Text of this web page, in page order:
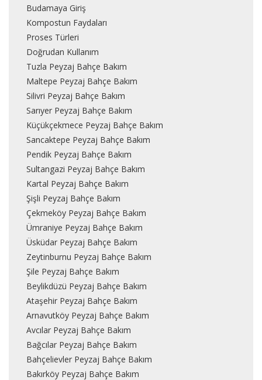
Budamaya Giriş
Kompostun Faydaları
Proses Türleri
Doğrudan Kullanım
Tuzla Peyzaj Bahçe Bakım
Maltepe Peyzaj Bahçe Bakım
Silivri Peyzaj Bahçe Bakım
Sarıyer Peyzaj Bahçe Bakım
Küçükçekmece Peyzaj Bahçe Bakım
Sancaktepe Peyzaj Bahçe Bakım
Pendik Peyzaj Bahçe Bakım
Sultangazi Peyzaj Bahçe Bakım
Kartal Peyzaj Bahçe Bakım
Şişli Peyzaj Bahçe Bakım
Çekmeköy Peyzaj Bahçe Bakım
Ümraniye Peyzaj Bahçe Bakım
Üsküdar Peyzaj Bahçe Bakım
Zeytinburnu Peyzaj Bahçe Bakım
Şile Peyzaj Bahçe Bakım
Beylikdüzü Peyzaj Bahçe Bakım
Ataşehir Peyzaj Bahçe Bakım
Arnavutköy Peyzaj Bahçe Bakım
Avcılar Peyzaj Bahçe Bakım
Bağcılar Peyzaj Bahçe Bakım
Bahçelievler Peyzaj Bahçe Bakım
Bakırköy Peyzaj Bahçe Bakım